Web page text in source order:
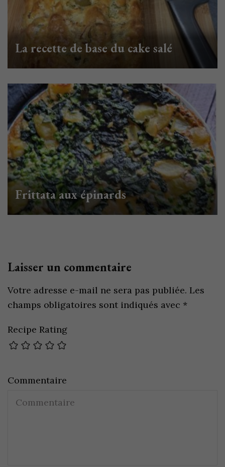
La recette de base du cake salé
Frittata aux épinards
Laisser un commentaire
Votre adresse e-mail ne sera pas publiée. Les
champs obligatoires sont indiqués avec *
Recipe Rating
Commentaire